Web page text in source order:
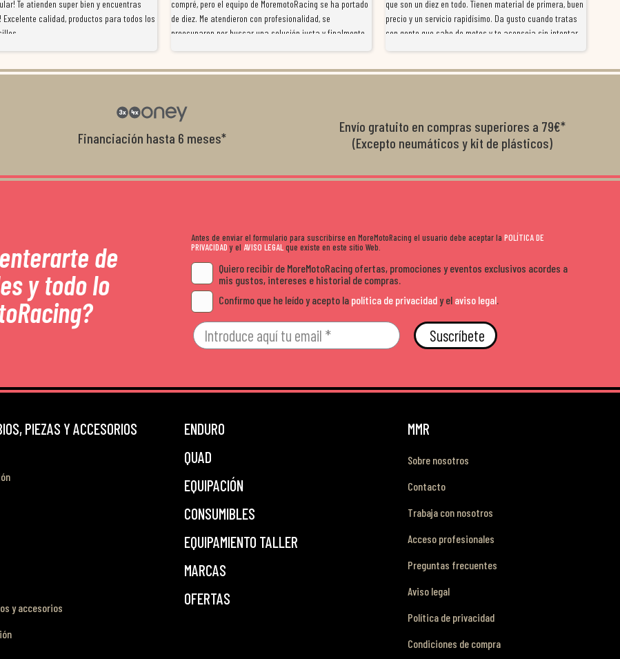
Te atienden super bien y encuentras
Excelente calidad, productos para todos los
compré, pero el equipo de MoremotoRacing se ha portado
de diez. Me atendieron con profesionalidad, se
preocuparon por buscar una solución justa y finalmente
con el cliente, y me ofrecieron unas condiciones de
recomendables.
que son un diez en todo. Tienen material de primera, buen
precio y un servicio rapidísimo. Da gusto cuando tratas
con gente que sabe de motos y te aconseja sin intentar
el cliente y que disfrutan lo que hacen. Si te gusta la
años
Financiación hasta 6 meses*
Envío gratuito en compras superiores a 79€*
(Excepto neumáticos y kit de plásticos)
de
y todo lo
Antes de enviar el formulario para suscribirse en MoreMotoRacing el usuario debe aceptar la POLÍTICA DE
PRIVACIDADy el AVISO LEGALque existe en este sitio Web.
Quiero recibir de MoreMotoRacing ofertas, promociones y eventos exclusivos acordes a
mis gustos, intereses e historial de compras.
Confirmo que he leído y acepto la política de privacidady el aviso legal.
Suscríbete
PIEZAS Y ACCESORIOS
y accesorios
ENDURO
QUAD
EQUIPACIÓN
CONSUMIBLES
EQUIPAMIENTO TALLER
MARCAS
OFERTAS
MMR
Sobre nosotros
Contacto
Trabaja con nosotros
Acceso profesionales
Preguntas frecuentes
Aviso legal
Política de privacidad
Condiciones de compra